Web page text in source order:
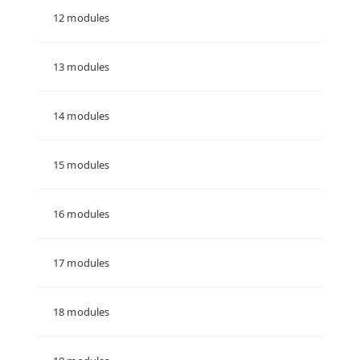
12 modules
13 modules
14 modules
15 modules
16 modules
17 modules
18 modules